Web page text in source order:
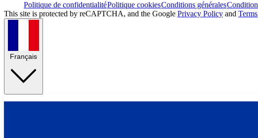
Politique de confidentialitéPolitique cookiesConditions générales
This site is protected by reCAPTCHA, and the Google Privacy Policy and
Français